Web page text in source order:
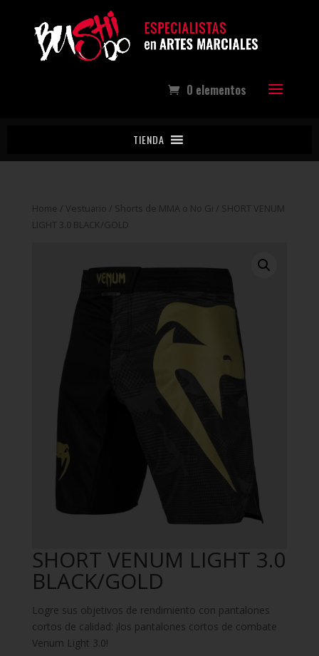
0 elementos
TIENDA
Home / Vestuario / Shorts de MMA o No Gi / SHORT VENUM
LIGHT 3.0 BLACK/GOLD
SHORT VENUM LIGHT 3.0
BLACK/GOLD
Logre sus objetivos de rendimiento con pantalones
cortos de calidad: ¡los pantalones cortos de combate
Venum Light 3.0!